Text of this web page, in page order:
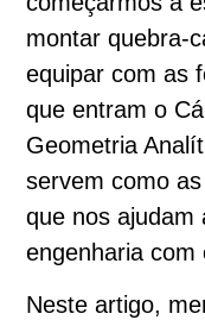
montar quebra-
equipar com as
que entram o
Geometria
servem como
que nos ajudam
engenharia com
Neste artigo,